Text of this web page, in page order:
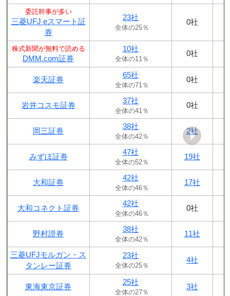
委託幹事が多い
三菱UFJ eスマート証
券
23社
全体の25％
0社
株式新聞が無料で読める
DMM.com証券
10社
全体の11％
0社
楽天証券
65社
全体の71％
0社
岩井コスモ証券
37社
全体の41％
0社
岡三証券
38社
全体の42％
2社
みずほ証券
47社
全体の52％
19社
大和証券
42社
全体の46％
17社
大和コネクト証券
42社
全体の46％
0社
野村證券
38社
全体の42％
11社
三菱UFJモルガン・ス
タンレー証券
23社
全体の25％
4社
東海東京証券
25社
全体の27％
3社